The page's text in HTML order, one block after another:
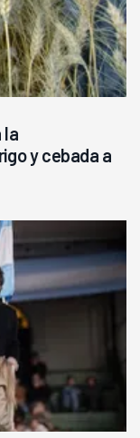
la
y cebada a